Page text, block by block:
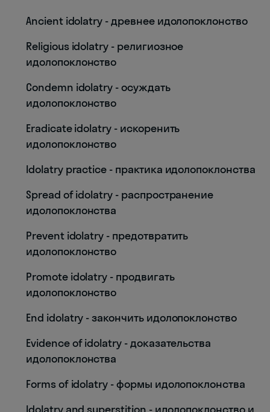
Ancient idolatry - древнее идолопоклонство
Religious idolatry - религиозное
идолопоклонство
Condemn idolatry - осуждать
идолопоклонство
Eradicate idolatry - искоренить
идолопоклонство
Idolatry practice - практика идолопоклонства
Spread of idolatry - распространение
идолопоклонства
Prevent idolatry - предотвратить
идолопоклонство
Promote idolatry - продвигать
идолопоклонство
End idolatry - закончить идолопоклонство
Evidence of idolatry - доказательства
идолопоклонства
Forms of idolatry - формы идолопоклонства